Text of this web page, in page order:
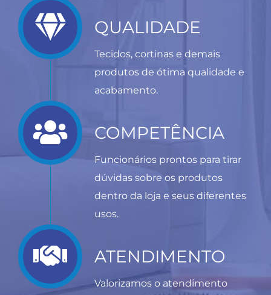
QUALIDADE
Tecidos, cortinas e demais
produtos de ótima qualidade e
acabamento.
COMPETÊNCIA
Funcionários prontos para tirar
dúvidas sobre os produtos
dentro da loja e seus diferentes
usos.
ATENDIMENTO
Valorizamos o atendimento